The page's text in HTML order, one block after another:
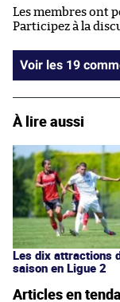
Les membres ont
Participez à la
Voir les
À lire aussi
Les dix attractions
saison en Ligue 2
Articles en